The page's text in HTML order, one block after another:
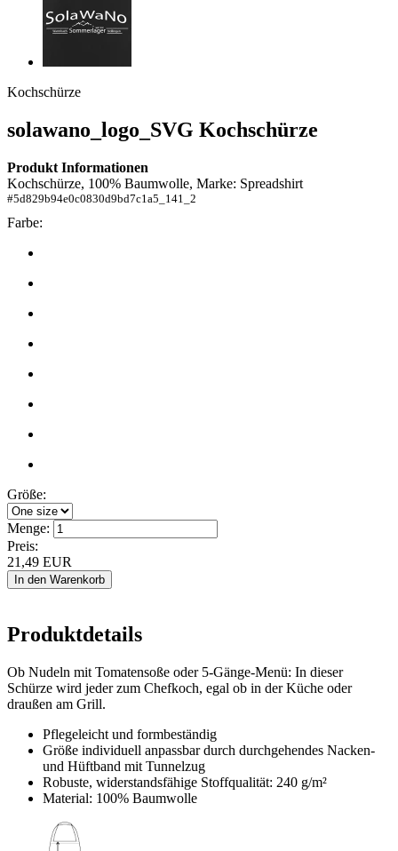
Kochschürze
solawano_logo_SVG Kochschürze
Produkt Informationen
Kochschürze, 100% Baumwolle, Marke: Spreadshirt
#5d829b94e0c0830d9bd7c1a5_141_2
Farbe:
Größe:
Menge:
Preis:
21,49 EUR
Produktdetails
Ob Nudeln mit Tomatensoße oder 5-Gänge-Menü: In dieser
Schürze wird jeder zum Chefkoch, egal ob in der Küche oder
draußen am Grill.
Pflegeleicht und formbeständig
Größe individuell anpassbar durch durchgehendes Nacken-
und Hüftband mit Tunnelzug
Robuste, widerstandsfähige Stoffqualität: 240 g/m²
Material: 100% Baumwolle